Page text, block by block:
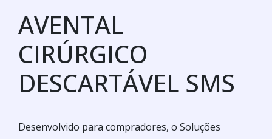
AVENTAL
CIRÚRGICO
DESCARTÁVEL SMS
Desenvolvido para compradores, o Soluções